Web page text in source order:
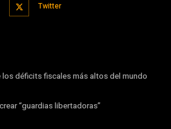
Twitter
déficits fiscales más altos del mundo
“guardias libertadoras”